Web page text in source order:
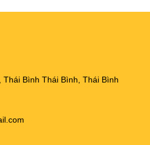
Bình Thái Bình, Thái Bình